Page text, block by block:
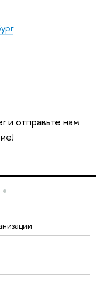
и отправьте нам